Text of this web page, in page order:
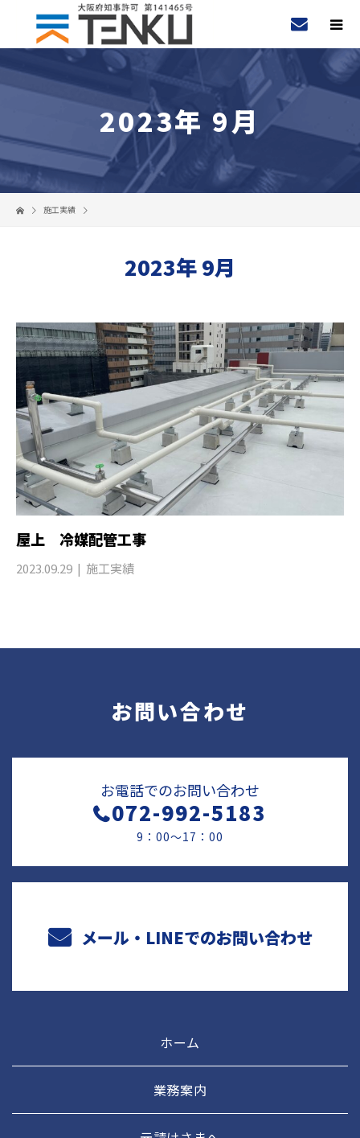
2023年 9月
施工実績
2023年 9月
屋上 冷媒配管工事
2023.09.29 施工実績
お問い合わせ
お電話でのお問い合わせ
072-992-5183
9：00～17：00
メール・LINEでのお問い合わせ
ホーム
業務案内